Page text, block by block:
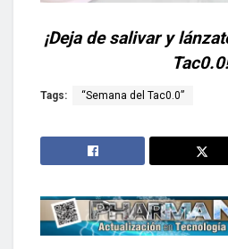
¡Deja de salivar y
Tac0.0!
Tags: “Semana del Tac0.0”